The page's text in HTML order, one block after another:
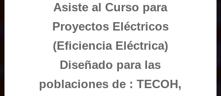
Asiste al Curso para
Proyectos Eléctricos
(Eficiencia Eléctrica)
Diseñado para las
poblaciones de : TECOH,